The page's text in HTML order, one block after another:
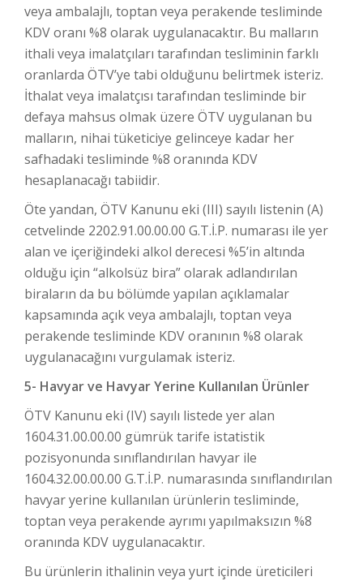
veya ambalajlı, toptan veya perakende tesliminde
KDV oranı %8 olarak uygulanacaktır. Bu malların
ithali veya imalatçıları tarafından tesliminin farklı
oranlarda ÖTV’ye tabi olduğunu belirtmek isteriz.
İthalat veya imalatçısı tarafından tesliminde bir
defaya mahsus olmak üzere ÖTV uygulanan bu
malların, nihai tüketiciye gelinceye kadar her
safhadaki tesliminde %8 oranında KDV
hesaplanacağı tabiidir.
Öte yandan, ÖTV Kanunu eki (III) sayılı listenin (A)
cetvelinde 2202.91.00.00.00 G.T.İ.P. numarası ile yer
alan ve içeriğindeki alkol derecesi %5’in altında
olduğu için “alkolsüz bira” olarak adlandırılan
biraların da bu bölümde yapılan açıklamalar
kapsamında açık veya ambalajlı, toptan veya
perakende tesliminde KDV oranının %8 olarak
uygulanacağını vurgulamak isteriz.
5- Havyar ve Havyar Yerine Kullanılan Ürünler
ÖTV Kanunu eki (IV) sayılı listede yer alan
1604.31.00.00.00 gümrük tarife istatistik
pozisyonunda sınıflandırılan havyar ile
1604.32.00.00.00 G.T.İ.P. numarasında sınıflandırılan
havyar yerine kullanılan ürünlerin tesliminde,
toptan veya perakende ayrımı yapılmaksızın %8
oranında KDV uygulanacaktır.
Bu ürünlerin ithalinin veya yurt içinde üreticileri